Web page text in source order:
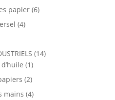
papier (6)
(4)
(14)
(1)
(2)
mains (4)